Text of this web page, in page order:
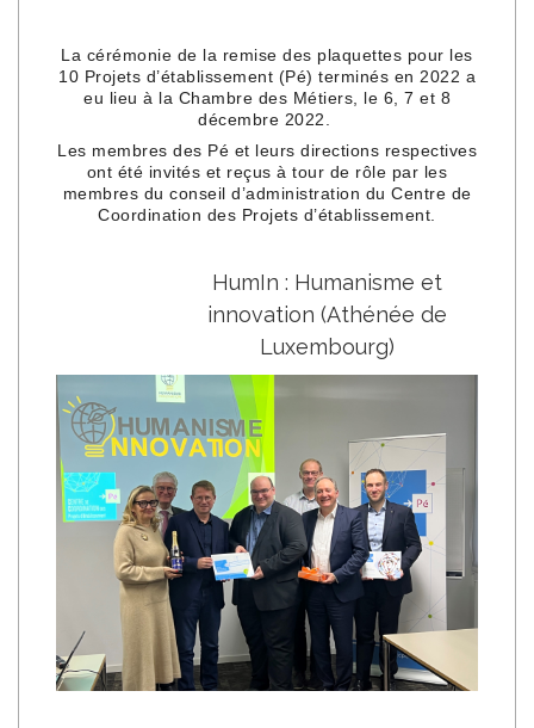
La cérémonie de la remise des plaquettes pour les
10 Projets d’établissement (Pé) terminés en 2022 a
eu lieu à la Chambre des Métiers, le 6, 7 et 8
décembre 2022.
Les membres des Pé et leurs directions respectives
ont été invités et reçus à tour de rôle par les
membres du conseil d’administration du Centre de
Coordination des Projets d’établissement.
HumIn : Humanisme et
innovation (Athénée de
Luxembourg)